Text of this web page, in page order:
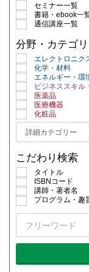
セミナー一覧
書籍・ebook一
通信講座一覧
分野・カテゴ
エレクトロニク
化学・材料
エネルギー・環
ビジネススキル
医薬品
医療機器
化粧品
こだわり検索
タイトル
ISBNコード
講師・著者名
プログラム・趣